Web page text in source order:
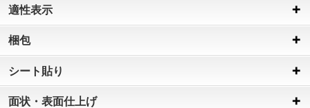
適性表示
梱包
シート貼り
面状・表面仕上げ